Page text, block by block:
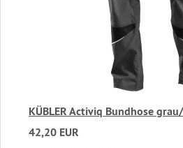
KÜBLER Activiq Bundhose
42,20 EUR